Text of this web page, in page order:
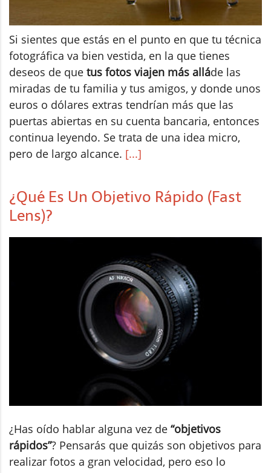
Si sientes que estás en el punto en que tu técnica
fotográfica va bien vestida, en la que tienes
deseos de que tus fotos viajen más alláde las
miradas de tu familia y tus amigos, y donde unos
euros o dólares extras tendrían más que las
puertas abiertas en su cuenta bancaria, entonces
continua leyendo. Se trata de una idea micro,
pero de largo alcance. [...]
¿Qué Es Un Objetivo Rápido (Fast
Lens)?
¿Has oído hablar alguna vez de “objetivos
rápidos”? Pensarás que quizás son objetivos para
realizar fotos a gran velocidad, pero eso lo